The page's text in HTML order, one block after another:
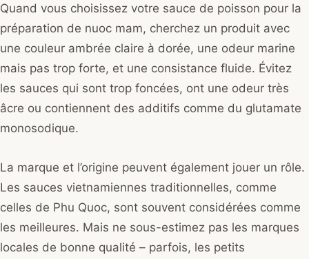
Quand vous choisissez votre sauce de poisson pour la
préparation de nuoc mam, cherchez un produit avec
une couleur ambrée claire à dorée, une odeur marine
mais pas trop forte, et une consistance fluide. Évitez
les sauces qui sont trop foncées, ont une odeur très
âcre ou contiennent des additifs comme du glutamate
monosodique.
La marque et l’origine peuvent également jouer un rôle.
Les sauces vietnamiennes traditionnelles, comme
celles de Phu Quoc, sont souvent considérées comme
les meilleures. Mais ne sous-estimez pas les marques
locales de bonne qualité – parfois, les petits